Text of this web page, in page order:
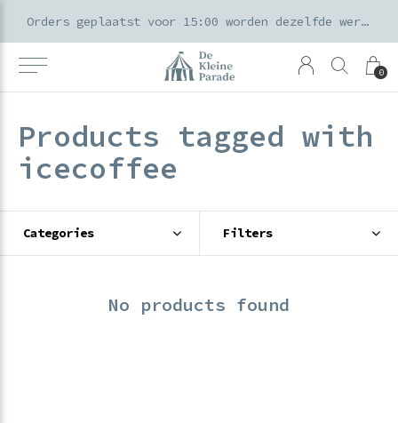
0
Orders geplaatst voor 15:00 worden dezelfde werkdag verzonden
Products tagged with
icecoffee
Categories Filters
No products found